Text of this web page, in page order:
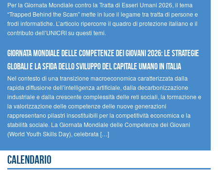
Per la Giornata Mondiale contro la Tratta di Esseri Umani 2026, il tema
“Trapped Behind the Scam” mette in luce il legame tra tratta di persone e
frodi informatiche. L’articolo ripercorre il quadro di protezione italiano e il
contributo dell’UNICRI su questi temi.
GIORNATA MONDIALE DELLE COMPETENZE DEI GIOVANI 2026: LE STRATEGIE
GLOBALI E LA SFIDA DELLO SVILUPPO DEL CAPITALE UMANO IN ITALIA
Nel contesto di una transizione macroeconomica caratterizzata dalla
rapida diffusione dell’intelligenza artificiale, dalla decarbonizzazione
industriale e dalla crescente complessità delle reti sociali, la formazione e
la valorizzazione delle competenze delle nuove generazioni
rappresentano pilastri insostituibili per la competitività economica e la
stabilità sociale. La Giornata Mondiale delle Competenze dei Giovani
(World Youth Skills Day), celebrata […]
Calendario